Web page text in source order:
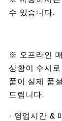
수 있습니다.
※ 오프라인
상황이 수시
품이 실제 품
드립니다.
· 영업시간 &